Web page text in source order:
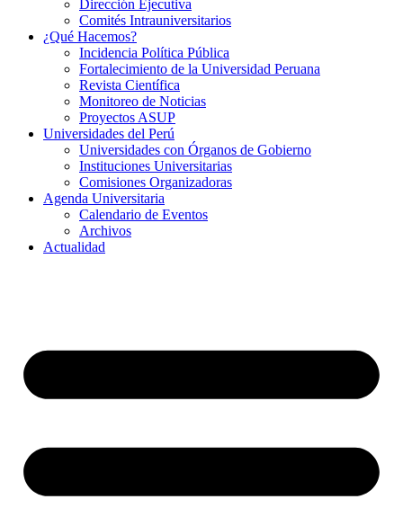
Dirección Ejecutiva
Comités Intrauniversitarios
¿Qué Hacemos?
Incidencia Política Pública
Fortalecimiento de la Universidad Peruana
Revista Científica
Monitoreo de Noticias
Proyectos ASUP
Universidades del Perú
Universidades con Órganos de Gobierno
Instituciones Universitarias
Comisiones Organizadoras
Agenda Universitaria
Calendario de Eventos
Archivos
Actualidad